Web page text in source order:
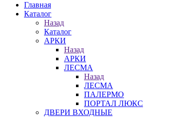
Главная
Каталог
Назад
Каталог
АРКИ
Назад
АРКИ
ЛЕСМА
Назад
ЛЕСМА
ПАЛЕРМО
ПОРТАЛ ЛЮКС
ДВЕРИ ВХОДНЫЕ